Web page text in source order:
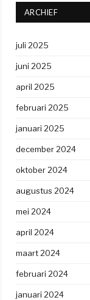
ARCHIEF
juli 2025
juni 2025
april 2025
februari 2025
januari 2025
december 2024
oktober 2024
augustus 2024
mei 2024
april 2024
maart 2024
februari 2024
januari 2024